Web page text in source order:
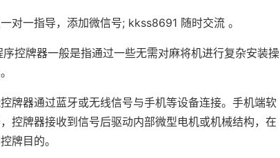
对一指导，添加微信号; kkss8691 随时交流 。
控牌器一般是指通过一些无需对麻将机进行复杂安装操
牌器通过蓝牙或无线信号与手机等设备连接。手机端软
控牌器接收到信号后驱动内部微型电机或机械结构，在
牌目的。